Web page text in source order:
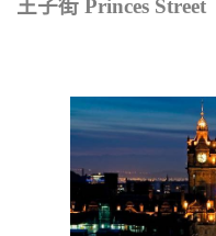
王子街 Princes Street